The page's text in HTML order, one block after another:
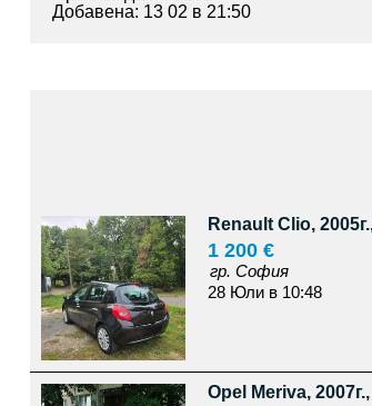
Добавена: 13 02 в 21:50
Renault Clio,
1 200 €
гр. София
28 Юли в 10:48
Opel Meriva,